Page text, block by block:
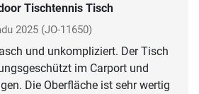
Tischtennis Tisch
2025 (JO-11650)
und unkompliziert. Der Tisch
im Carport und
Die Oberfläche ist sehr wertig